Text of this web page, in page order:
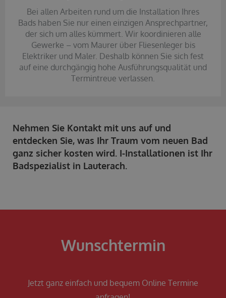
Bei allen Arbeiten rund um die Installation Ihres
Bads haben Sie nur einen einzigen Ansprechpartner,
der sich um alles kümmert. Wir koordinieren alle
Gewerke – vom Maurer über Fliesenleger bis
Elektriker und Maler. Deshalb können Sie sich fest
auf eine durchgängig hohe Ausführungsqualität und
Termintreue verlassen.
Nehmen Sie Kontakt mit uns auf und
entdecken Sie, was Ihr Traum vom neuen Bad
ganz sicher kosten wird. I-Installationen ist Ihr
Badspezialist in Lauterach.
Wunschtermin
Jetzt ganz einfach und bequem Online Termine